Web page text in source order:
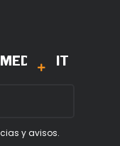
KIT
y avisos.